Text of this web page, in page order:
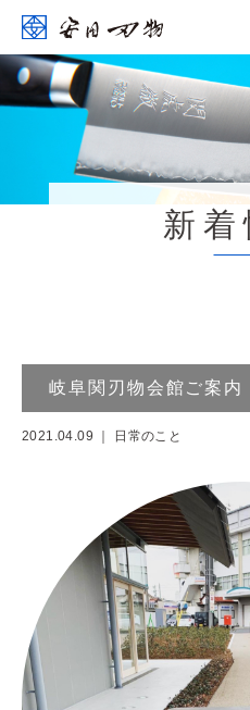
HOME 新着情報
新着
岐阜関刃物会館ご案内
2021.04.09 日常のこと